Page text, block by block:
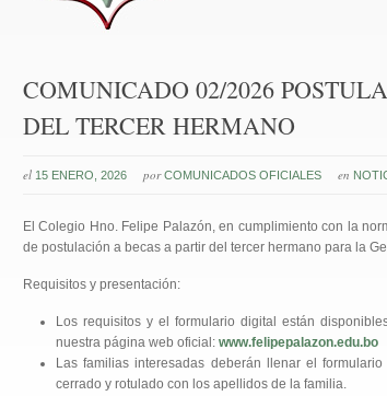
COMUNICADO 02/2026
DEL TERCER HERMANO
el 15 ENERO, 2026 por COMUNICADOS OFICIALES en
El Colegio Hno. Felipe Palazón, en cumplimiento con la
de postulación a becas a partir del tercer hermano para la
Requisitos y presentación:
Los requisitos y el formulario digital están
nuestra página web oficial: www.felipepalazon.edu.bo
Las familias interesadas deberán llenar el
cerrado y rotulado con los apellidos de la familia.